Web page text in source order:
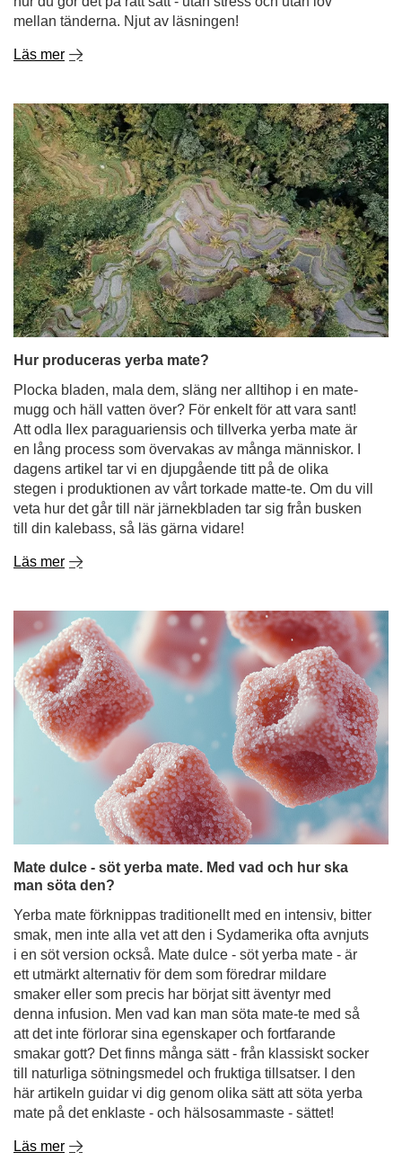
Hur produceras yerba mate?
Plocka bladen, mala dem, släng ner alltihop i en mate-
mugg och häll vatten över? För enkelt för att vara sant!
Att odla Ilex paraguariensis och tillverka yerba mate är
en lång process som övervakas av många människor. I
dagens artikel tar vi en djupgående titt på de olika
veta hur det går till när järnekbladen tar sig från busken
till din kalebass, så läs gärna vidare!
Läs mer
Mate dulce - söt yerba mate. Med vad och hur ska
man söta den?
Yerba mate förknippas traditionellt med en intensiv, bitter
smak, men inte alla vet att den i Sydamerika ofta avnjuts
i en söt version också. Mate dulce - söt yerba mate - är
ett utmärkt alternativ för dem som föredrar mildare
denna infusion. Men vad kan man söta mate-te med så
att det inte förlorar sina egenskaper och fortfarande
smakar gott? Det finns många sätt - från klassiskt socker
till naturliga sötningsmedel och fruktiga tillsatser. I den
här artikeln guidar vi dig genom olika sätt att söta yerba
mate på det enklaste - och hälsosammaste - sättet!
Läs mer